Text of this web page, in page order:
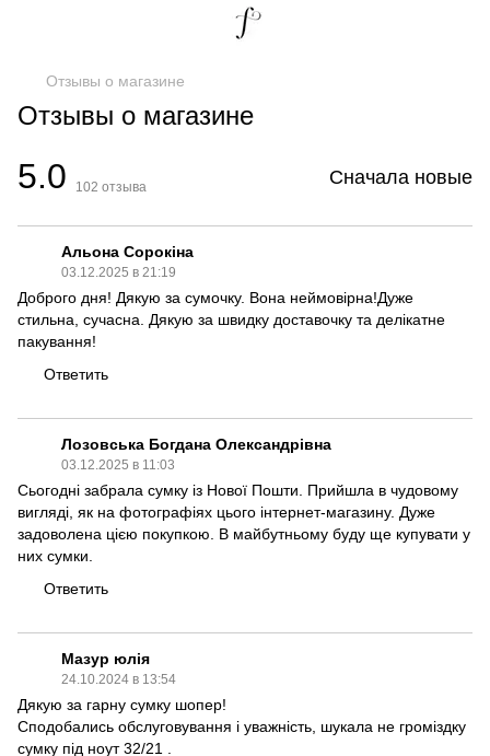
Отзывы о магазине
Отзывы о магазине
5.0 102 отзыва Сначала новые
Альона Сорокіна
03.12.2025 в 21:19
Доброго дня! Дякую за сумочку. Вона неймовірна!Дуже
стильна, сучасна. Дякую за швидку доставочку та делікатне
пакування!
Ответить
Лозовська Богдана Олександрівна
03.12.2025 в 11:03
Сьогодні забрала сумку із Нової Пошти. Прийшла в чудовому
вигляді, як на фотографіях цього інтернет-магазину. Дуже
задоволена цією покупкою. В майбутньому буду ще купувати у
них сумки.
Ответить
Мазур юлія
24.10.2024 в 13:54
Дякую за гарну сумку шопер!
Сподобались обслуговування і уважність, шукала не громіздку
сумку під ноут 32/21 .